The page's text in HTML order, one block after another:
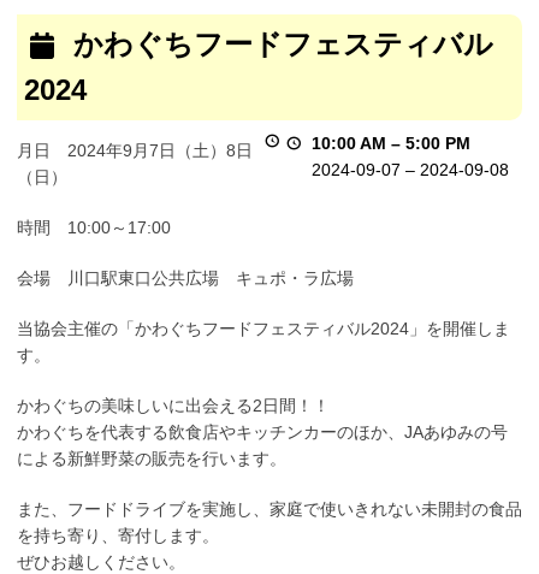
か
わ
ぐ
ち
フ
ー
ド
ェ
テ
バ
ル
かわぐちフードフェスティバル
2024
10:00 AM – 5:00 PM
2024-09-07 – 2024-09-08
月日 2024年9月7日（土）8日
（日）
時間 10:00～17:00
会場 川口駅東口公共広場 キュポ・ラ広場
当協会主催の「かわぐちフードフェスティバル2024」を開催しま
す。
かわぐちの美味しいに出会える2日間！！
かわぐちを代表する飲食店やキッチンカーのほか、JAあゆみの号
による新鮮野菜の販売を行います。
また、フードドライブを実施し、家庭で使いきれない未開封の食品
を持ち寄り、寄付します。
ぜひお越しください。